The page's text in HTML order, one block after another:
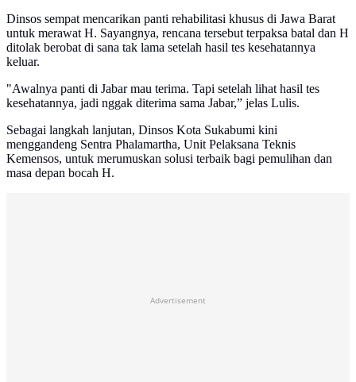
Dinsos sempat mencarikan panti rehabilitasi khusus di Jawa Barat
untuk merawat H. Sayangnya, rencana tersebut terpaksa batal dan H
ditolak berobat di sana tak lama setelah hasil tes kesehatannya
keluar.
"Awalnya panti di Jabar mau terima. Tapi setelah lihat hasil tes
kesehatannya, jadi nggak diterima sama Jabar,” jelas Lulis.
Sebagai langkah lanjutan, Dinsos Kota Sukabumi kini
menggandeng Sentra Phalamartha, Unit Pelaksana Teknis
Kemensos, untuk merumuskan solusi terbaik bagi pemulihan dan
masa depan bocah H.
Advertisement